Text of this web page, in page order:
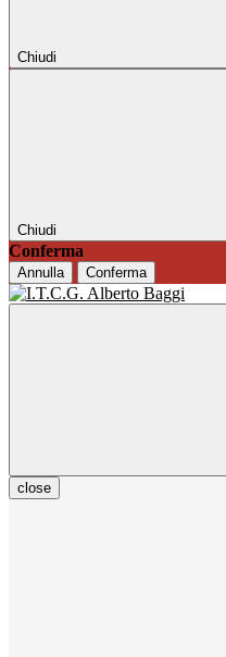
Chiudi
Chiudi
Conferma
Annulla Conferma
close